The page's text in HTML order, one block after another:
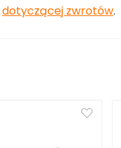
dotyczącej zwrotów.